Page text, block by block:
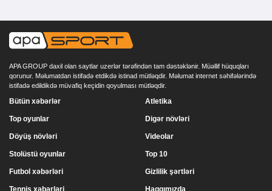
APA GROUP daxil olan saytlar uzerlər tərəfindən tam dəstəklənir. Müəllif hüquqları
qorunur. Məlumatdan istifadə etdikdə istinad mütləqdir. Məlumat internet səhifələrində
istifadə edildikdə müvafiq keçidin qoyulması mütləqdir.
Bütün xəbərlər
Top oyunlar
Döyüş növləri
Stolüstü oyunlar
Atletika
Digər növləri
Videolar
Top 10
Futbol xəbərləri
Tennis xəbərləri
Gizlilik şərtləri
Haqqımızda